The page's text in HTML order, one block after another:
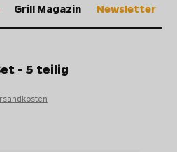
Grill Magazin Newsletter
- 5 teilig